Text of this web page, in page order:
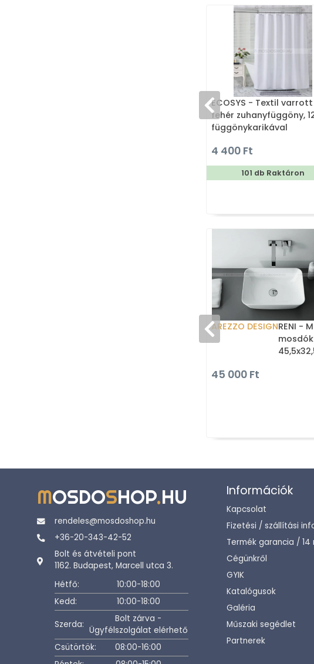
ECOSYS - Textil varrott
fehér zuhanyfüggöny,
függönykarikával
4 400 Ft
101 db Raktáron
AREZZO DESIGNRENI -
45 000 Ft
MOSDOSHOP.HU
rendeles@mosdoshop.hu
+36-20-343-42-52
Bolt és átvételi pont
1162. Budapest, Marcell utca 3.
Hétfő:
10:00-18:00
Kedd:
10:00-18:00
Szerda:
Bolt zárva -
Ügyfélszolgálat elérhető
Csütörtök:
08:00-16:00
Információk
Kapcsolat
Fizetési / szállítási
Termék garancia / 14
Cégünkről
GYIK
Katalógusok
Galéria
Műszaki segédlet
Partnerek